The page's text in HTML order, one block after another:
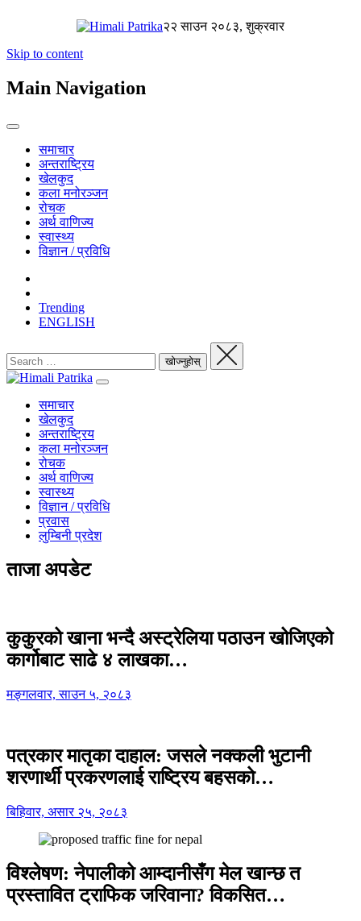
२२ साउन २०८३, शुक्रवार
Skip to content
Main Navigation
समाचार
अन्तराष्ट्रिय
खेलकुद
कला मनोरञ्जन
रोचक
अर्थ वाणिज्य
स्वास्थ्य
विज्ञान / प्रविधि
Trending
ENGLISH
समाचार
खेलकुद
अन्तराष्ट्रिय
कला मनोरञ्जन
रोचक
अर्थ वाणिज्य
स्वास्थ्य
विज्ञान / प्रविधि
प्रवास
लुम्बिनी प्रदेश
ताजा अपडेट
कुकुरको खाना भन्दै अस्ट्रेलिया पठाउन खोजिएको
कार्गोबाट साढे ४ लाखका…
मङ्गलवार, साउन ५, २०८३
पत्रकार मातृका दाहाल: जसले नक्कली भुटानी
शरणार्थी प्रकरणलाई राष्ट्रिय बहसको…
बिहिवार, असार २५, २०८३
विश्लेषण: नेपालीको आम्दानीसँग मेल खान्छ त
प्रस्तावित ट्राफिक जरिवाना? विकसित…